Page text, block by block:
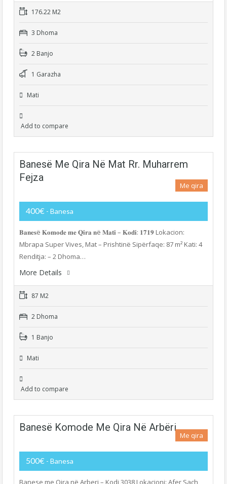
176.22 M2
3 Dhoma
2 Banjo
1 Garazha
Mati
Add to compare
Banesë Me Qira Në Mat Rr. Muharrem
Fejza
Me qira
400€ - Banesa
𝐁𝐚𝐧𝐞𝐬ë 𝐊𝐨𝐦𝐨𝐝𝐞 𝐦𝐞 𝐐𝐢𝐫𝐚 𝐧ë 𝐌𝐚𝐭𝐢 – 𝐊𝐨𝐝𝐢: 𝟏𝟕𝟏𝟗 Lokacion:
Mbrapa Super Vives, Mat – Prishtinë Sipërfaqe: 87 m² Kati: 4
Renditja: – 2 Dhoma…
More Details
87 M2
2 Dhoma
1 Banjo
Mati
Add to compare
Banesë Komode Me Qira Në Arbëri
Me qira
500€ - Banesa
Banese me Qira në Arberi – Kodi 3038 Lokacioni: Afer Sach